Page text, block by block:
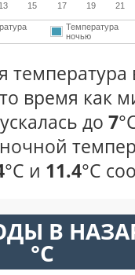
13 15 17 19 21
Температура
ночью
температура
время как
до 7
°С и 11.4°С
В
°C